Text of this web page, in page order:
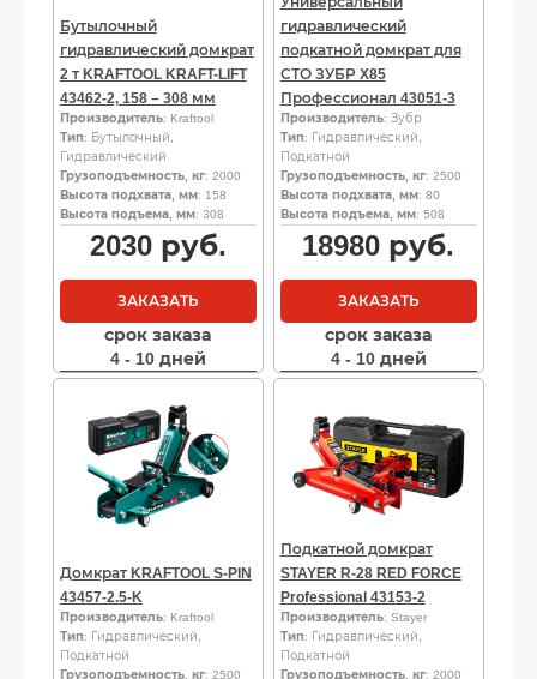
Бутылочный
гидравлический домкрат
2 т KRAFTOOL KRAFT-LIFT
43462-2, 158 – 308 мм
Производитель: Kraftool
Тип: Бутылочный,
Гидравлический
Грузоподъемность, кг: 2000
Высота подхвата, мм: 158
Высота подъема, мм: 308
2030руб.
ЗАКАЗАТЬ
срок заказа
4 - 10 дней
гидравлический
подкатной домкрат для
СТО ЗУБР X85
Профессионал 43051-3
Производитель: Зубр
Тип: Гидравлический,
Подкатной
Грузоподъемность, кг: 2500
Высота подхвата, мм: 80
Высота подъема, мм: 508
18980 руб.
ЗАКАЗАТЬ
срок заказа
4 - 10 дней
Домкрат KRAFTOOL S-PIN
43457-2.5-K
Производитель: Kraftool
Тип: Гидравлический,
Подкатной
Грузоподъемность, кг: 2500
Подкатной домкрат
STAYER R-28 RED FORCE
Professional 43153-2
Производитель: Stayer
Тип: Гидравлический,
Подкатной
Грузоподъемность, кг: 2000